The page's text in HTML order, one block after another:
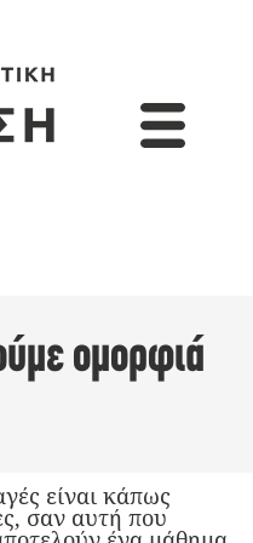
ομορφιά
είναι κάπως
σαν αυτή που